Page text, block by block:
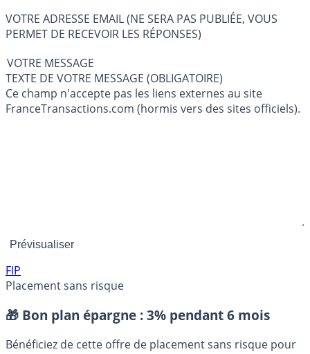
VOTRE ADRESSE EMAIL (NE SERA PAS PUBLIÉE, VOUS
PERMET DE RECEVOIR LES RÉPONSES)
VOTRE MESSAGE
TEXTE DE VOTRE MESSAGE (OBLIGATOIRE)
Ce champ n'accepte pas les liens externes au site
FranceTransactions.com (hormis vers des sites officiels).
FIP
Placement sans risque
🎁 Bon plan épargne : 3% pendant 6 mois